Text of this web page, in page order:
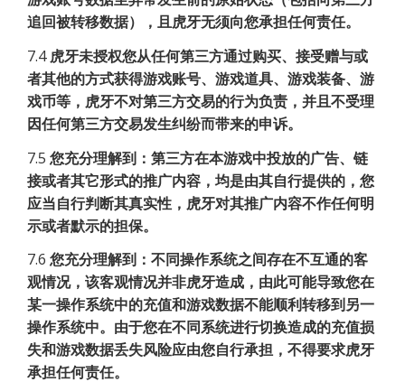
追回被转移数据），且虎牙无须向您承担任何责任。
7.4虎牙未授权您从任何第三方通过购买、接受赠与或
者其他的方式获得游戏账号、游戏道具、游戏装备、游
戏币等，虎牙不对第三方交易的行为负责，并且不受理
因任何第三方交易发生纠纷而带来的申诉。
7.5 您充分理解到：第三方在本游戏中投放的广告、链
接或者其它形式的推广内容，均是由其自行提供的，您
应当自行判断其真实性，虎牙对其推广内容不作任何明
示或者默示的担保。
7.6 您充分理解到：不同操作系统之间存在不互通的客
观情况，该客观情况并非虎牙造成，由此可能导致您在
某一操作系统中的充值和游戏数据不能顺利转移到另一
操作系统中。由于您在不同系统进行切换造成的充值损
失和游戏数据丢失风险应由您自行承担，不得要求虎牙
承担任何责任。